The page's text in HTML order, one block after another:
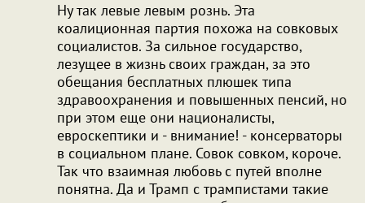
Ну так левые левым рознь. Эта
коалиционная партия похожа на совковых
социалистов. За сильное государство,
лезущее в жизнь своих граждан, за это
обещания бесплатных плюшек типа
здравоохранения и повышенных пенсий, но
при этом еще они националисты,
евроскептики и - внимание! - консерваторы
в социальном плане. Совок совком, короче.
Так что взаимная любовь с путей вполне
понятна. Да и Трамп с трампистами такие